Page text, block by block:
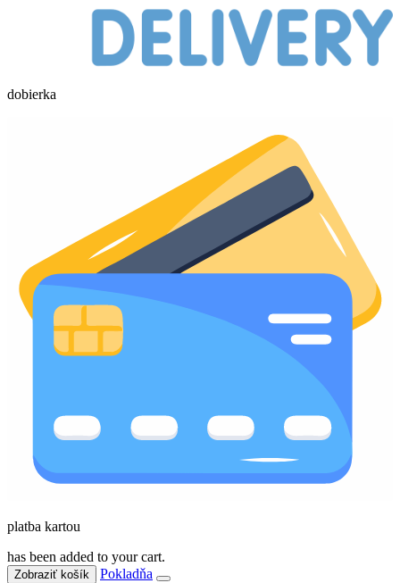
dobierka
platba kartou
has been added to your cart.
Zobraziť košík
Pokladňa